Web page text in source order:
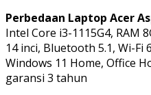
Perbedaan Laptop Acer
Intel Core i3-1115G4, RAM
14 inci, Bluetooth 5.1, Wi-Fi
Windows 11 Home, Office
garansi 3 tahun